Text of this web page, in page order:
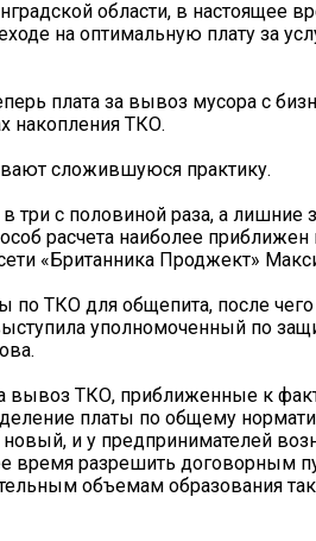
области, в настоящее
на оптимальную плату за
плата за вывоз мусора с
накопления ТКО.
сложившуюся практику.
с половиной раза, а лишние
расчета наиболее
«Британника Проджект»
по ТКО для общепита, после
уполномоченный по
вывоз ТКО, приближенные к
платы по общему
и у предпринимателей
разрешить договорным
объемам образования